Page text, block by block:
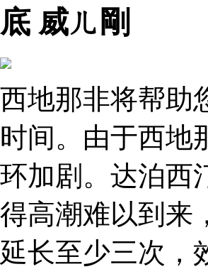
底 威ㄦ剛
西地那非将帮助
时间。由于西地
环加剧。达泊西
得高潮难以到来
延长至少三次，